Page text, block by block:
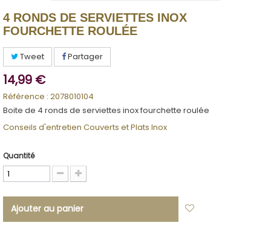
4 RONDS DE SERVIETTES INOX
FOURCHETTE ROULÉE
Tweet Partager
14,99 €
Référence : 2078010104
Boite de 4 ronds de serviettes inox fourchette roulée
Conseils d'entretien Couverts et Plats Inox
Quantité
Ajouter au panier